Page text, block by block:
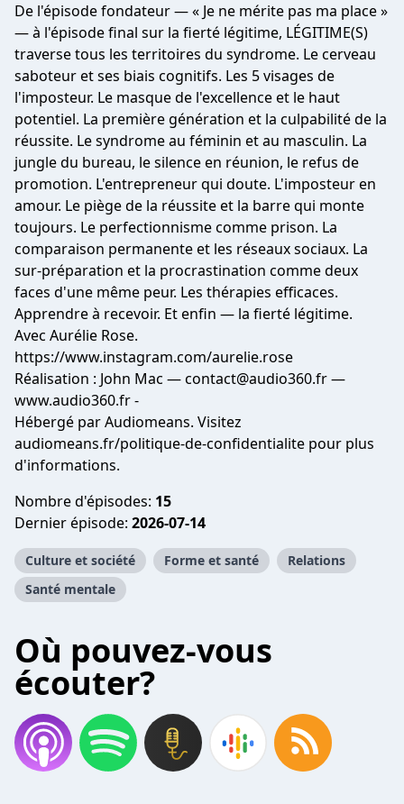
De l'épisode fondateur — « Je ne mérite pas ma place »
— à l'épisode final sur la fierté légitime, LÉGITIME(S)
traverse tous les territoires du syndrome. Le cerveau
saboteur et ses biais cognitifs. Les 5 visages de
l'imposteur. Le masque de l'excellence et le haut
potentiel. La première génération et la culpabilité de la
réussite. Le syndrome au féminin et au masculin. La
jungle du bureau, le silence en réunion, le refus de
promotion. L'entrepreneur qui doute. L'imposteur en
amour. Le piège de la réussite et la barre qui monte
toujours. Le perfectionnisme comme prison. La
comparaison permanente et les réseaux sociaux. La
sur-préparation et la procrastination comme deux
faces d'une même peur. Les thérapies efficaces.
Apprendre à recevoir. Et enfin — la fierté légitime.
Avec Aurélie Rose.
https://www.instagram.com/aurelie.rose
Réalisation : John Mac — contact@audio360.fr—
www.audio360.fr -
Hébergé par Audiomeans. Visitez
audiomeans.fr/politique-de-confidentialite pour plus
d'informations.
Nombre d'épisodes: 15
Dernier épisode: 2026-07-14
Culture et société Forme et santé
Relations
Santé mentale
Où pouvez-vous
écouter?